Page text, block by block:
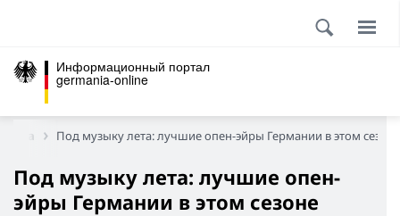
Информационный портал
germania-online
Под музыку лета: лучшие опен-эйры Германии в этом сезоне
Под музыку лета: лучшие опен-
эйры Германии в этом сезоне